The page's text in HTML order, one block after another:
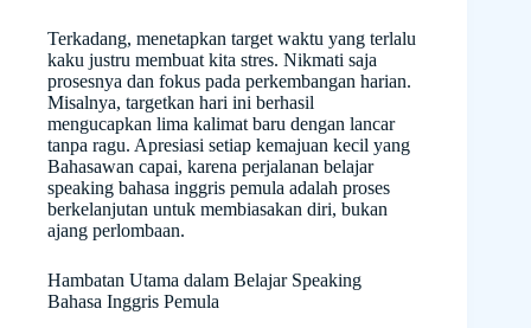
Terkadang, menetapkan target waktu yang terlalu
kaku justru membuat kita stres. Nikmati saja
prosesnya dan fokus pada perkembangan harian.
Misalnya, targetkan hari ini berhasil
mengucapkan lima kalimat baru dengan lancar
tanpa ragu. Apresiasi setiap kemajuan kecil yang
Bahasawan capai, karena perjalanan belajar
speaking bahasa inggris pemula adalah proses
berkelanjutan untuk membiasakan diri, bukan
ajang perlombaan.
Hambatan Utama dalam Belajar Speaking
Bahasa Inggris Pemula